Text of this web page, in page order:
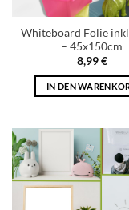
Whiteboard Folie
– 45x150cm
8,99€
IN DEN